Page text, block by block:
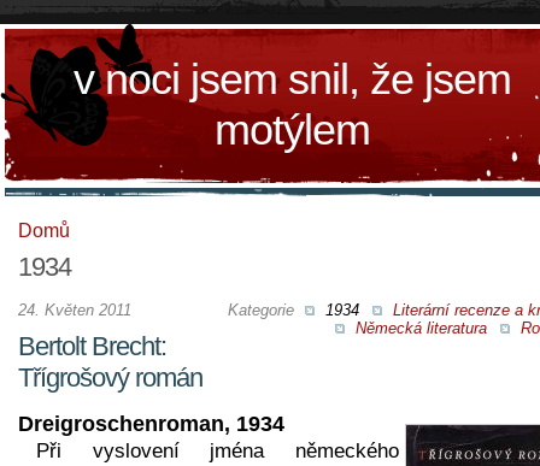
v noci jsem snil, že jsem
motýlem
Domů
1934
Kategorie 1934
Literární recenze a
Německá literatura
24. Květen 2011
Bertolt Brecht:
Třígrošový román
Dreigroschenroman, 1934
Při vyslovení jména německého